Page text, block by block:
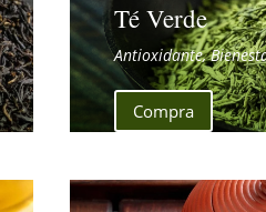
Té Verde
Antioxidante,
Compra